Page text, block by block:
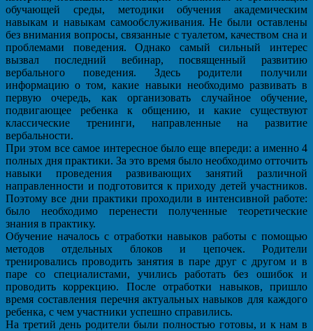
обучающей среды, методики обучения академическим
навыкам и навыкам самообслуживания. Не были оставлены
без внимания вопросы, связанные с туалетом, качеством сна и
проблемами поведения. Однако самый сильный интерес
вызвал последний вебинар, посвященный развитию
вербального поведения. Здесь родители получили
информацию о том, какие навыки необходимо развивать в
первую очередь, как организовать случайное обучение,
подвигающее ребенка к общению, и какие существуют
классические тренинги, направленные на развитие
вербальности.
При этом все самое интересное было еще впереди: а именно 4
полных дня практики. За это время было необходимо отточить
навыки проведения развивающих занятий различной
направленности и подготовится к приходу детей участников.
Поэтому все дни практики проходили в интенсивной работе:
было необходимо перенести полученные теоретические
знания в практику.
Обучение началось с отработки навыков работы с помощью
методов отдельных блоков и цепочек. Родители
тренировались проводить занятия в паре друг с другом и в
паре со специалистами, учились работать без ошибок и
проводить коррекцию. После отработки навыков, пришло
время составления перечня актуальных навыков для каждого
ребенка, с чем участники успешно справились.
На третий день родители были полностью готовы, и к нам в